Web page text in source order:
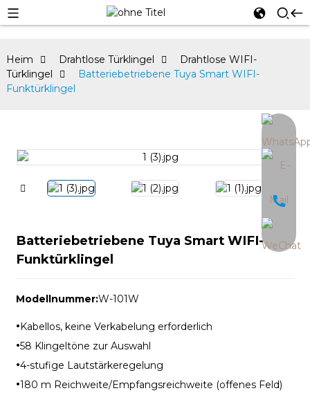
Heim Drahtlose Türklingel
Drahtlose WIFI-
Türklingel
Batteriebetriebene Tuya Smart WIFI-
Funktürklingel
Batteriebetriebene Tuya Smart WIFI-
Funktürklingel
Modellnummer:W-101W
·Kabellos, keine Verkabelung erforderlich
·58 Klingeltöne zur Auswahl
·4-stufige Lautstärkeregelung
·180 m Reichweite/Empfangsreichweite (offenes Feld)